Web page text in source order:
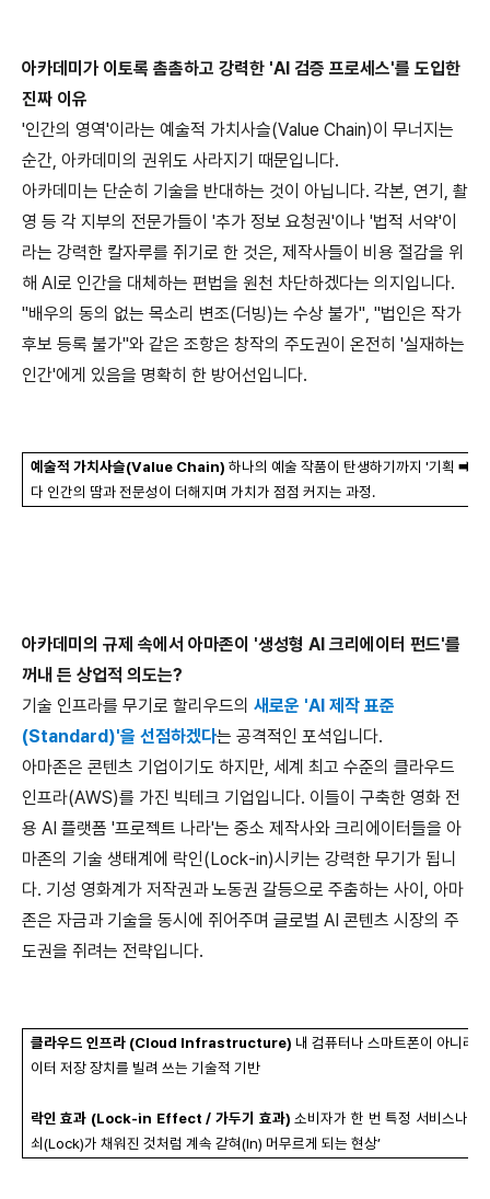
아카데미가 이토록 촘촘하고 강력한 'AI 검증 프로세스'를 도입한
진짜 이유
'인간의 영역'이라는 예술적 가치사슬(Value Chain)이 무너지는
순간 아카데미의 권위도 사라지기 때문입니다.
아카데미는 단순히 기술을 반대하는 것이 아닙니다. 각본 연기
촬
영 등 각 지부의 전문가들이 '추가 정보 요청권'이나 '법적 서약'이
라는 강력한 칼자루를 쥐기로 한 것은 제작사들이 비용 절감을 위
해 AI로 인간을 대체하는 편법을 원천 차단하겠다는 의지입니다.
"배우의 동의 없는 목소리 변조(더빙)는 수상 불가", "법인은 작가
후보 등록 불가"와 같은 조항은 창작의 주도권이 온전히 '실재하는
인간'에게 있음을 명확히 한 방어선입니다.
예술적 가치사슬(Value Chain) 하나의 예술 작품이 탄생하기까지 '기획➡
다 인간의 땀과 전문성이 더해지며 가치가 점점 커지는 과정.
아카데미의 규제 속에서 아마존이 '생성형 AI 크리에이터 펀드'를
꺼내 든 상업적 의도는?
기술 인프라를 무기로 할리우드의 새로운 'AI 제작 표준
(Standard)'을 선점하겠다는 공격적인 포석입니다.
아마존은 콘텐츠 기업이기도 하지만 세계 최고 수준의 클라우드
인프라(AWS)를 가진 빅테크 기업입니다. 이들이 구축한 영화 전
용 AI 플랫폼 '프로젝트 나라'는 중소 제작사와 크리에이터들을 아
마존의 기술 생태계에 락인(Lock-in)시키는 강력한 무기가 됩니
다. 기성 영화계가 저작권과 노동권 갈등으로 주춤하는 사이
아마
존은 자금과 기술을 동시에 쥐어주며 글로벌 AI 콘텐츠 시장의 주
도권을 쥐려는 전략입니다.
클라우드 인프라 (Cloud Infrastructure) 내 컴퓨터나 스마트폰이 아니라
이터 저장 장치를 빌려 쓰는 기술적 기반
락인 효과 (Lock-in Effect / 가두기 효과) 소비자가 한 번 특정 서비스나
쇠(Lock)가 채워진 것처럼 계속 갇혀(In) 머무르게 되는 현상’